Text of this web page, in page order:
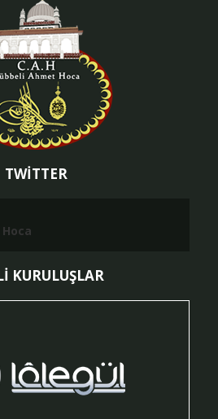
TWİTTER
KURULUŞLAR